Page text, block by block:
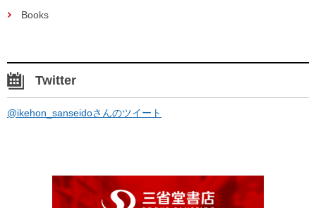
Books
Twitter
@ikehon_sanseidoさんのツイート